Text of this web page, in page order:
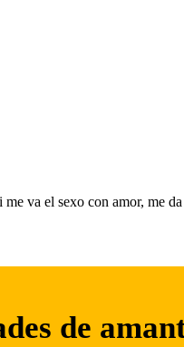
va el sexo con amor, me
de